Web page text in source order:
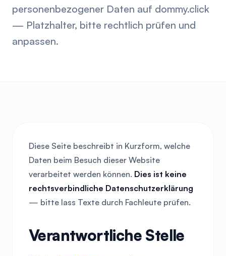
personenbezogener Daten auf dommy.click
— Platzhalter, bitte rechtlich prüfen und
anpassen.
Diese Seite beschreibt in Kurzform, welche
Daten beim Besuch dieser Website
verarbeitet werden können. Dies ist keine
rechtsverbindliche Datenschutzerklärung
— bitte lass Texte durch Fachleute prüfen.
Verantwortliche Stelle